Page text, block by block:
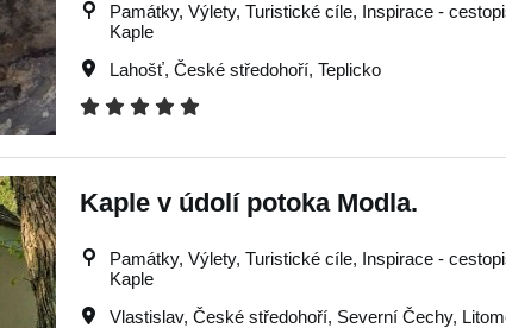
Památky, Výlety, Turistické cíle, Inspirace -
Kaple
Lahošť, České středohoří, Teplicko
Kaple v údolí potoka Modla.
Památky, Výlety, Turistické cíle, Inspirace -
Kaple
Vlastislav, České středohoří, Severní Čechy,